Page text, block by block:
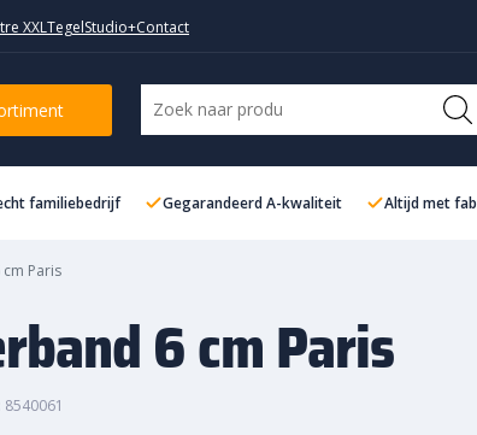
XXLTegelStudio+Contact
familiebedrijf Gegarandeerd A-kwaliteit Altijd met
Paris
6 cm Paris